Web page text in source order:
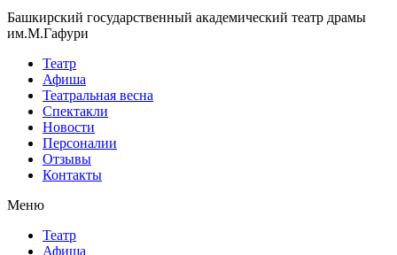
Башкирский государственный академический театр драмы
им.М.Гафури
Театр
Афиша
Театральная весна
Спектакли
Новости
Персоналии
Отзывы
Контакты
Меню
Театр
Афиша